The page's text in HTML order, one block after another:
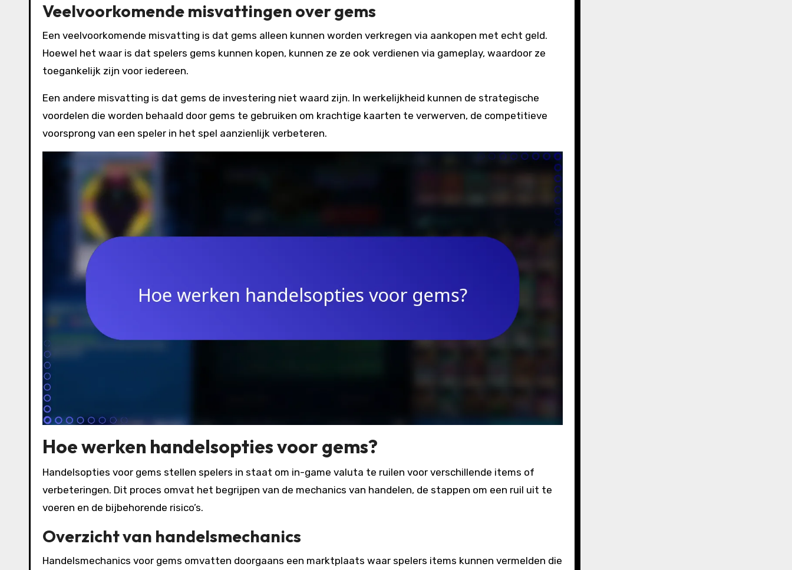
Veelvoorkomende misvattingen over gems
Een veelvoorkomende misvatting is dat gems alleen kunnen worden verkregen via aankopen met echt geld.
Hoewel het waar is dat spelers gems kunnen kopen, kunnen ze ze ook verdienen via gameplay, waardoor ze
toegankelijk zijn voor iedereen.
Een andere misvatting is dat gems de investering niet waard zijn. In werkelijkheid kunnen de strategische
voordelen die worden behaald door gems te gebruiken om krachtige kaarten te verwerven, de competitieve
voorsprong van een speler in het spel aanzienlijk verbeteren.
Hoe werken handelsopties voor gems?
Handelsopties voor gems stellen spelers in staat om in-game valuta te ruilen voor verschillende items of
verbeteringen. Dit proces omvat het begrijpen van de mechanics van handelen, de stappen om een ruil uit te
voeren en de bijbehorende risico’s.
Overzicht van handelsmechanics
Handelsmechanics voor gems omvatten doorgaans een marktplaats waar spelers items kunnen vermelden die